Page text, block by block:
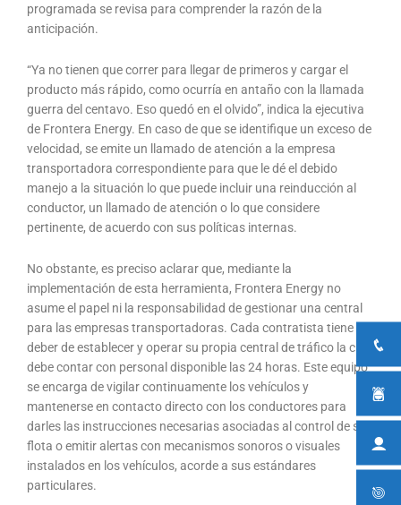
programada se revisa para comprender la razón de la
anticipación.
“Ya no tienen que correr para llegar de primeros y cargar el
producto más rápido, como ocurría en antaño con la llamada
guerra del centavo. Eso quedó en el olvido”, indica la ejecutiva
de Frontera Energy. En caso de que se identifique un exceso de
velocidad, se emite un llamado de atención a la empresa
transportadora correspondiente para que le dé el debido
manejo a la situación lo que puede incluir una reinducción al
conductor, un llamado de atención o lo que considere
pertinente, de acuerdo con sus políticas internas.
No obstante, es preciso aclarar que, mediante la
implementación de esta herramienta, Frontera Energy no
asume el papel ni la responsabilidad de gestionar una central
para las empresas transportadoras. Cada contratista tiene el
deber de establecer y operar su propia central de tráfico la cual
debe contar con personal disponible las 24 horas. Este equipo
se encarga de vigilar continuamente los vehículos y
mantenerse en contacto directo con los conductores para
darles las instrucciones necesarias asociadas al control de su
flota o emitir alertas con mecanismos sonoros o visuales
instalados en los vehículos, acorde a sus estándares
particulares.